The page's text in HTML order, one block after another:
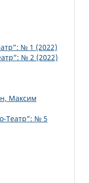
№ 1 (2022)
№ 2 (2022)
Максим
Театр”: № 5